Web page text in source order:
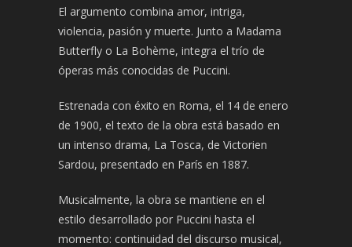
El argumento combina amor, intriga,
violencia, pasión y muerte. Junto a Madama
Butterfly o La Bohème, integra el trío de
óperas más conocidas de Puccini.
Estrenada con éxito en Roma, el 14 de enero
de 1900, el texto de la obra está basado en
un intenso drama, La Tosca, de Victorien
Sardou, presentado en París en 1887.
Musicalmente, la obra se mantiene en el
estilo desarrollado por Puccini hasta el
momento: continuidad del discurso musical,